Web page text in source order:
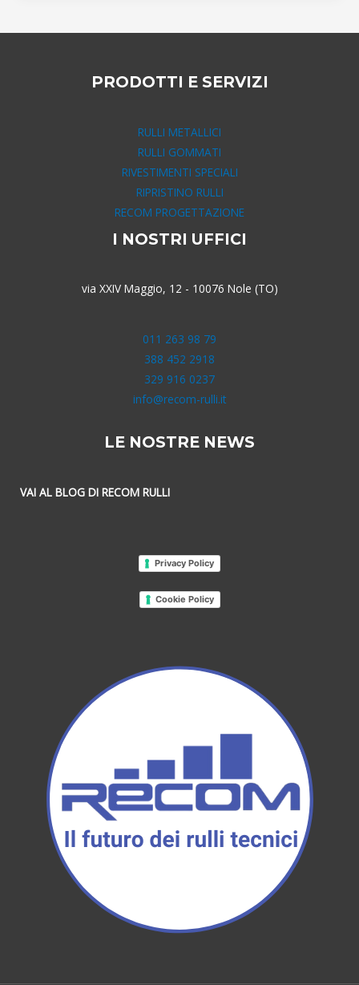
PRODOTTI E SERVIZI
RULLI METALLICI
RULLI GOMMATI
RIVESTIMENTI SPECIALI
RIPRISTINO RULLI
RECOM PROGETTAZIONE
I NOSTRI UFFICI
via XXIV Maggio, 12 - 10076 Nole (TO)
011 263 98 79
388 452 2918
329 916 0237
info@recom-rulli.it
LE NOSTRE NEWS
VAI AL BLOG DI RECOM RULLI
Privacy Policy
Cookie Policy